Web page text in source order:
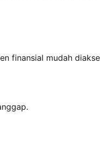
finansial mudah